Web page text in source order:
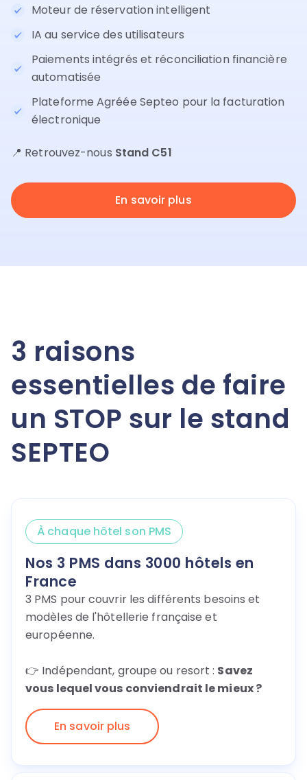
Moteur de réservation intelligent
IA au service des utilisateurs
Paiements intégrés et réconciliation financière
automatisée
Plateforme Agréée Septeo pour la facturation
électronique
📍 Retrouvez-nous Stand C51
En savoir plus
3 raisons
essentielles de faire
un STOP sur le stand
SEPTEO
À chaque hôtel son PMS
Nos 3 PMS dans 3000 hôtels en
France
3 PMS pour couvrir les différents besoins et
modèles de l'hôtellerie française et
européenne.
👉 Indépendant, groupe ou resort : Savez
vous lequel vous conviendrait le mieux ?
En savoir plus